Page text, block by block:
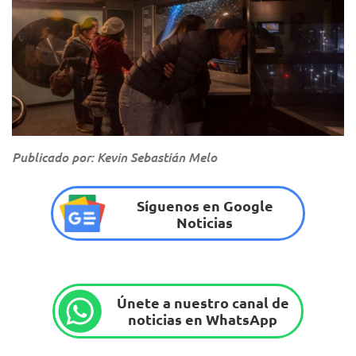
Publicado por: Kevin Sebastián Melo
Síguenos en Google
Noticias
Únete a nuestro canal de
noticias en WhatsApp